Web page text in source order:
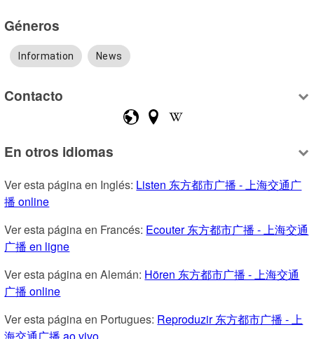
Géneros
Information News
Contacto
En otros idiomas
Ver esta página en Inglés: Listen 东方都市广播 - 上海交通广
播 online
Ver esta página en Francés: Ecouter 东方都市广播 - 上海交通
广播 en ligne
Ver esta página en Alemán: Hören 东方都市广播 - 上海交通
广播 online
Ver esta página en Portugues: Reproduzir 东方都市广播 - 上
海交通广播 ao vivo